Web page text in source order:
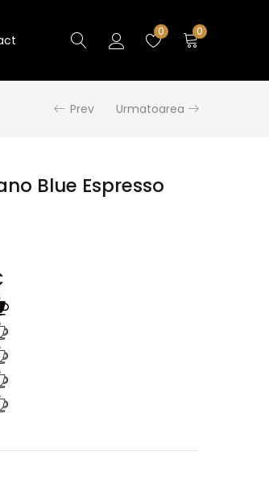
0 0
Prev Urmatoarea
Blue Espresso